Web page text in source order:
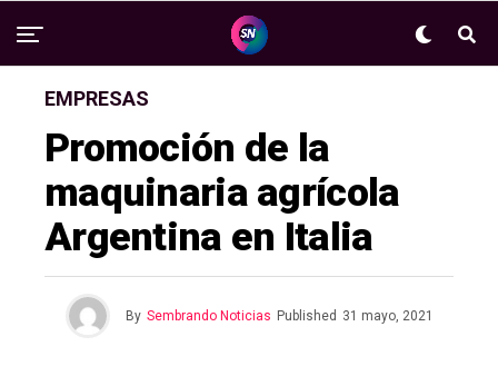
EMPRESAS
Promoción de la
maquinaria agrícola
Argentina en Italia
By Sembrando Noticias Published 31 mayo, 2021